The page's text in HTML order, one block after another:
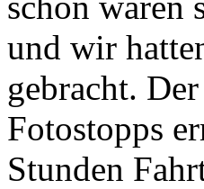
und wir
gebracht.
Fotostopps
Stunden